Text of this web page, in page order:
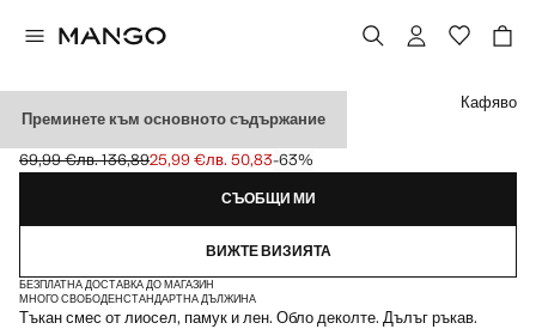
Преминете към основното съдържание
ЯКЕ ОТ ЛИОСЕЛ С ЛАСТИЦИ
Задраскана първоначална цена [69,99 € лв. 136,89]
69,99 €лв. 136,89
Текуща цена [25,99 € лв. 50,83]
25,99 €лв. 50,83-63%
Изберете цвят
Кафяво
СЪОБЩИ МИ
ВИЖТЕ ВИЗИЯТА
БЕЗПЛАТНА ДОСТАВКА ДО МАГАЗИН
МНОГО СВОБОДЕНСТАНДАРТНА ДЪЛЖИНА
Тъкан смес от лиосел, памук и лен. Обло деколте. Дълъг ръкав.